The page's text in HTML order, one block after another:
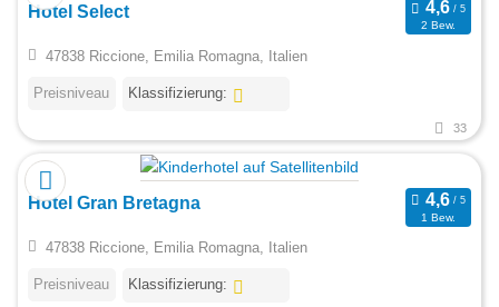
Hotel Select
2 Bew.
47838 Riccione, Emilia Romagna, Italien
Preisniveau Klassifizierung:
33
Hotel Gran Bretagna
1 Bew.
47838 Riccione, Emilia Romagna, Italien
Preisniveau Klassifizierung: